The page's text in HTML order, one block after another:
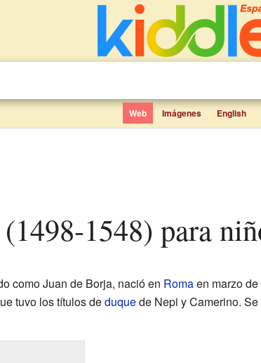
Web Imágenes English
(1498-1548) para
como Juan de Borja, nació en Romaen marzo de
tuvo los títulos deduquede Nepi y Camerino.